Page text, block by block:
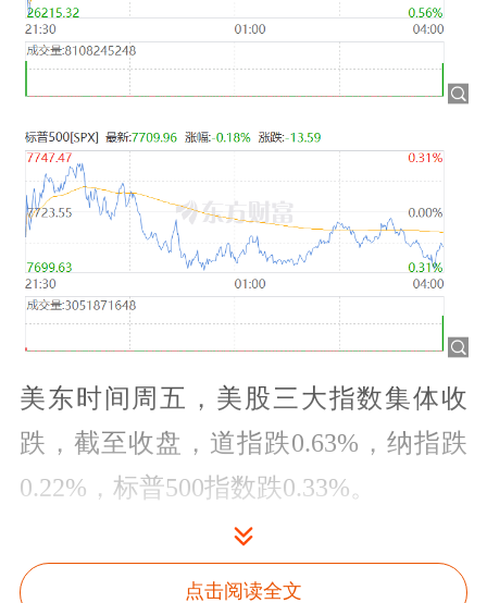
美东时间周五，美股三大指数集体收
跌，截至收盘，道指跌0.63%，纳指跌
0.22%，标普500指数跌0.33%。
点击阅读全文